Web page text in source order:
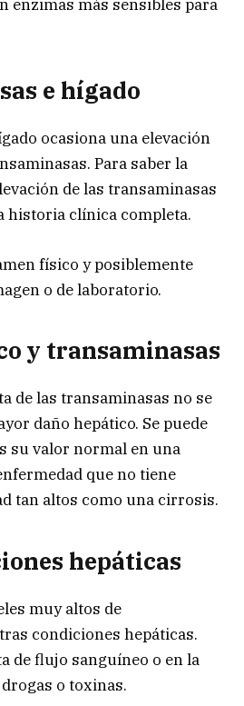
enzimas más sensibles para
e hígado
ocasiona una elevación
Para saber la
de las transaminasas
historia clínica completa.
físico y posiblemente
o de laboratorio.
y transaminasas
de las transaminasas no se
daño hepático. Se puede
su valor normal en una
que no tiene
tan altos como una cirrosis.
hepáticas
muy altos de
condiciones hepáticas.
de flujo sanguíneo o en la
o toxinas.